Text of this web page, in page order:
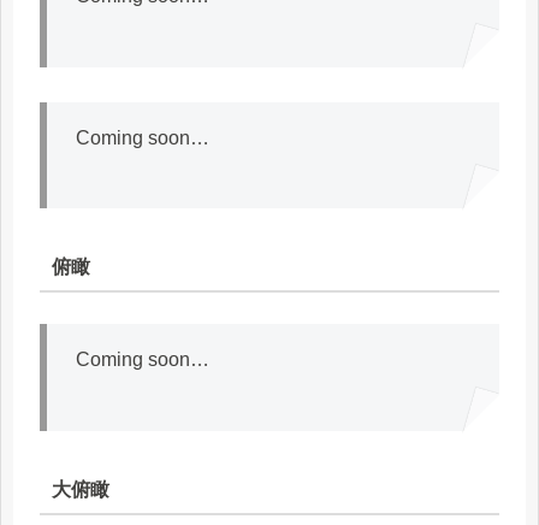
Coming soon…
俯瞰
Coming soon…
大俯瞰